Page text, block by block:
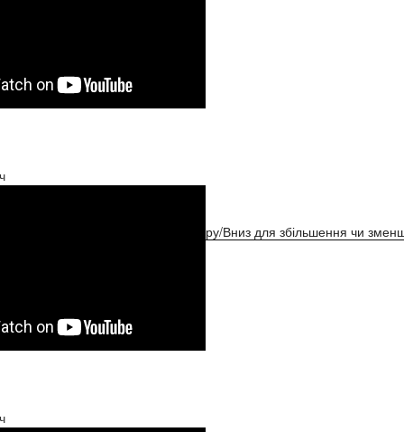
клавіші зі стрілками Вгору/Вниз для збільшення чи